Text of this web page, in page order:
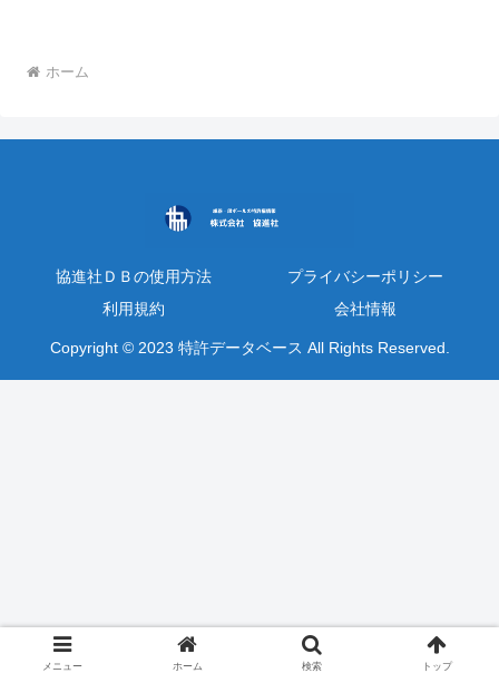
ホーム
協進社ＤＢの使用方法
プライバシーポリシー
利用規約
会社情報
Copyright © 2023 特許データベース All Rights Reserved.
メニュー ホーム 検索 トップ